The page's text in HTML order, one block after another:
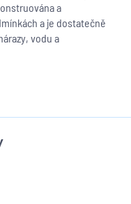
a
a je dostatečně
vodu a